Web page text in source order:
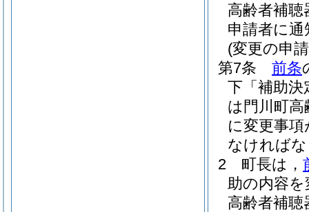
高齢者補聴
申請者に
(変更の申
第7条
前条
下「補助決
は門川町高
に変更事
なければ
2
町長は，
助の内容
高齢者補聴